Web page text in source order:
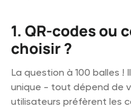
1. QR-codes ou
choisir ?
La question à 100 balles !
unique - tout dépend de
utilisateurs préfèrent les